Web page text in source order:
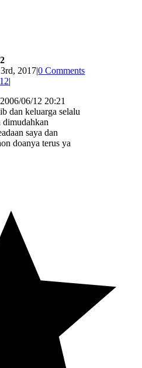
2017|0 Comments
|
06/12 20:21
dan keluarga selalu
dimudahkan
saya dan
doanya terus ya